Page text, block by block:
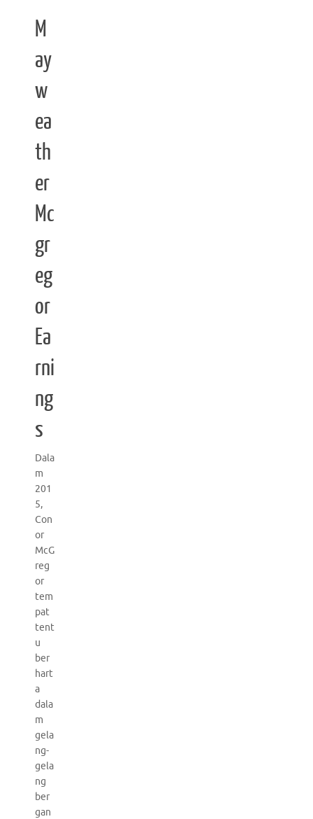
M
ay
w
ea
th
er
Mc
gr
eg
or
Ea
rni
ng
s
Dala
m
201
5,
Con
or
McG
reg
or
tem
pat
tent
u
ber
hart
a
dala
m
gela
ng-
gela
ng
ber
gan